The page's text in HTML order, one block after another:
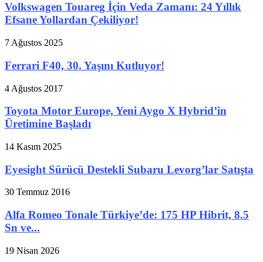
Volkswagen Touareg İçin Veda Zamanı: 24 Yıllık
Efsane Yollardan Çekiliyor!
7 Ağustos 2025
Ferrari F40, 30. Yaşını Kutluyor!
4 Ağustos 2017
Toyota Motor Europe, Yeni Aygo X Hybrid’in
Üretimine Başladı
14 Kasım 2025
Eyesight Sürücü Destekli Subaru Levorg’lar Satışta
30 Temmuz 2016
Alfa Romeo Tonale Türkiye’de: 175 HP Hibrit, 8.5
Sn ve...
19 Nisan 2026